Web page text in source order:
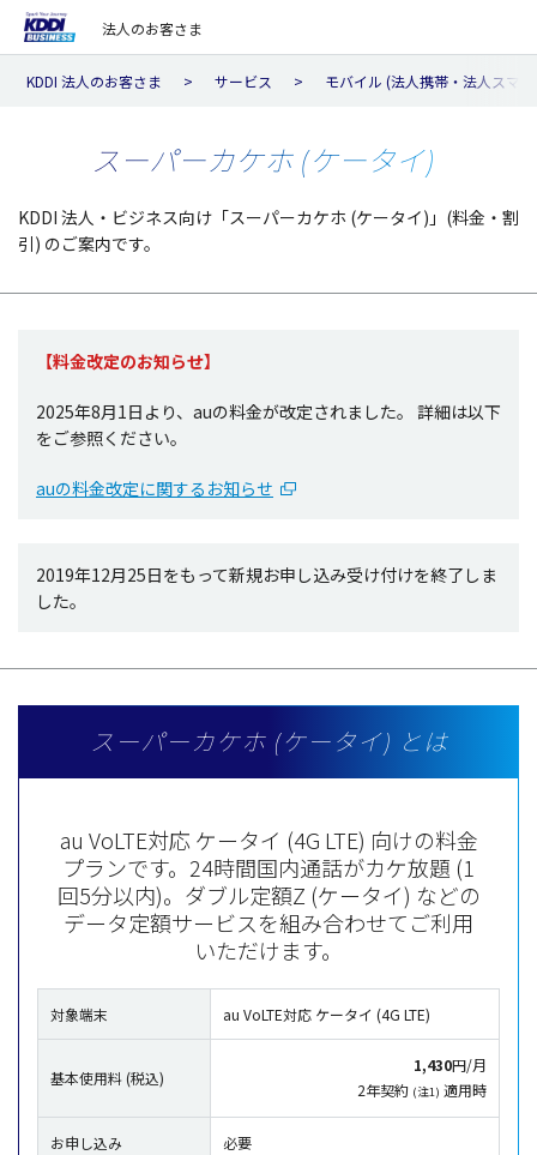
法人のお客さま
KDDI 法人のお客さま サービス モバイル (法人携帯・法人スマ
スーパーカケホ (ケータイ)
KDDI 法人・ビジネス向け「スーパーカケホ (ケータイ)」(料金・割
引) のご案内です。
【料金改定のお知らせ】
2025年8月1日より、auの料金が改定されました。 詳細は以下
をご参照ください。
auの料金改定に関するお知らせ
2019年12月25日をもって新規お申し込み受け付けを終了しま
した。
スーパーカケホ (ケータイ) とは
au VoLTE対応 ケータイ (4G LTE) 向けの料金
プランです。24時間国内通話がカケ放題 (1
回5分以内)。 ダブル定額Z (ケータイ) などの
データ定額サービスを組み合わせてご利用
いただけます。
対象端末 au VoLTE対応 ケータイ (4G LTE)
基本使用料 (税込)
1,430円/月
2年契約 (注1) 適用時
お申し込み 必要